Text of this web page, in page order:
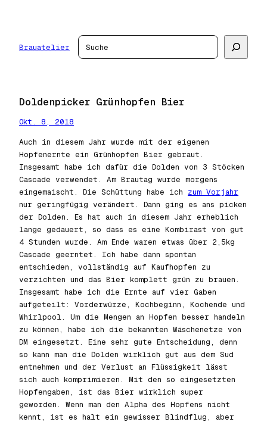
Brauatelier
Suchen
Doldenpicker Grünhopfen Bier
Okt. 8, 2018
Auch in diesem Jahr wurde mit der eigenen
Hopfenernte ein Grünhopfen Bier gebraut.
Insgesamt habe ich dafür die Dolden von 3 Stöcken
Cascade verwendet. Am Brautag wurde morgens
eingemaischt. Die Schüttung habe ich zum Vorjahr
nur geringfügig verändert. Dann ging es ans picken
der Dolden. Es hat auch in diesem Jahr erheblich
lange gedauert, so dass es eine Kombirast von gut
4 Stunden wurde. Am Ende waren etwas über 2,5kg
Cascade geerntet. Ich habe dann spontan
entschieden, vollständig auf Kaufhopfen zu
verzichten und das Bier komplett grün zu brauen.
Insgesamt habe ich die Ernte auf vier Gaben
aufgeteilt: Vorderwürze, Kochbeginn, Kochende und
Whirlpool. Um die Mengen an Hopfen besser handeln
zu können, habe ich die bekannten Wäschenetze von
DM eingesetzt. Eine sehr gute Entscheidung, denn
so kann man die Dolden wirklich gut aus dem Sud
entnehmen und der Verlust an Flüssigkeit lässt
sich auch komprimieren. Mit den so eingesetzten
Hopfengaben, ist das Bier wirklich super
geworden. Wenn man den Alpha des Hopfens nicht
kennt, ist es halt ein gewisser Blindflug, aber